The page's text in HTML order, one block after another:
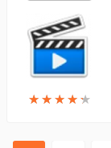
★★★★★
★★★★★